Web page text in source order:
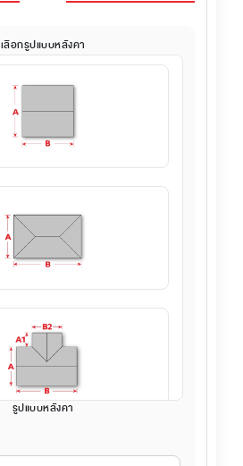
เลือกรูปแบบหลังคา
รูปแบบหลังคา